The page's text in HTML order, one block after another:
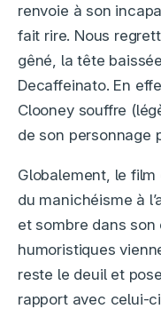
renvoie à son
fait rire. Nous
gêné, la tête
Decaffeinato. En
Clooney souffre
de son personnage
Globalement, le film
du manichéisme à
et sombre dans
humoristiques
reste le deuil et
rapport avec celui-